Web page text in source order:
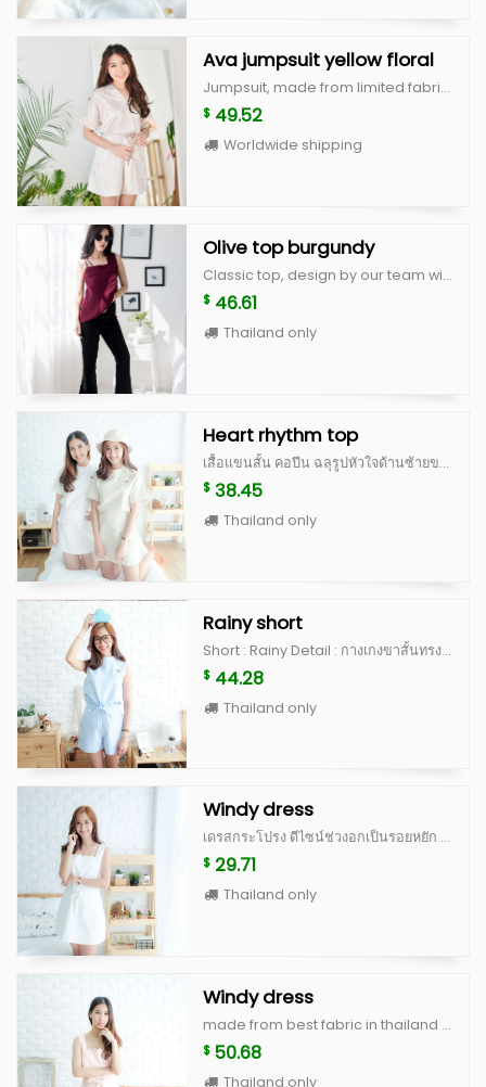
Ava jumpsuit yellow floral
Jumpsuit, made from limited fabric with good cutting size S : bust 34” waist 26” hip 38” size M : bust 36” waist 28” hip 40”
$ 49.52
Worldwide shipping
Olive top burgundy
Classic top, design by our team with fashionable look made from quality fabric with good cutting Size S : bust 32” lenght 16” to 20” Size M : bust 34” lenght 16” to 20”
$ 46.61
Thailand only
Heart rhythm top
เสื้อแขนสั้น คอปีน ฉลุรูปหัวใจด้านซ้ายของหน้าอก ด้านหลังเป็นกระดุมปั้ม ดีไซน์น่ารักสุดๆ เป็น signature ของทางร้าน ตัวเสื้อทำจากผ้านำเข้าเนื้อดี มีซับในและอัดกาวเต็มตัว คัดติ้งเนี้ยบ ไม่อยากให้พลาดจริงๆค่ะตัวนี้ มีจำนวนจำกัดนะคะ Color : white, peach, blue, beige scott (limited) **สำหรับสี beige scott จะเป็นผ้าญี่ปุ่นสั่งนำเข้าพิเศษ ลอตแรกมีจำนวนไม่เยอะค่ะ ^^ Size : อก 36” ยาว 20” แขนเสื้อยาว 8.5”
$ 38.45
Thailand only
Rainy short
Short : Rainy Detail : กางเกงขาสั้นทรงสวย เป็นเอวสูง ดีไซน์จับจีบตรงขอบ เป็นงานละเอียด มีขอบกางเกงให้สามารถรอยผ้าผูกเป็นโบว์ด้านหน้าได้ ซิปหลังซ่อน มีกระเป๋าจริงด้านข้าง 2 ด้าน ทำจากผ้านำเข้าเนื้อดี มีซับในและอัดกาวเต็มตัว คัดติ้งเนี้ยบ ใส่แล้วผอม เป็นตัวโปรดของแม่ค้าเลยค่ะ  Color : white, peach, blue, beige scott (limited) **สำหรับสี beige scott จะเป็นผ้าญี่ปุ่นสั่งนำเข้าพิเศษ ลอตแรกมีจำนวนไม่เยอะค่ะ ^^ Size S : เอว 25” สะโพก 35” ยาว 15” Size M : เอว 26” สะโพก 36” ยาว 15”
$ 44.28
Thailand only
Windy dress
เดรสกระโปรง ดีไซน์ช่วงอกเป็นรอยหยัก ตีเกล็ดช่วงอก ทำให้ไม่ดูเรียบจนเกินไป ช่วงเอว มีผ้าให้ผูกเป็นโบว์ด้านหน้า หรือใส่แบบไม่ผูกโบว์ แล้วนำผ้ามาผูกเป็นผ้าคาดผมก็ได้ค่ะ มีซิปซ่อนด้านหลัง สามารถใส่ไปทำงาน ใส่ไปเที่ยว หรือใส่ออกงานได้สบายค่ะ ทำจากผ้านำเข้าเนื้อดี มีซับในและอัดกาวเต็มตัว คัดติ้งเนี้ยบ เดรสทรงแบบนี้ใส่ได้เรื่อยๆ ควรมีติดตู้ไว้นะคะ Color : white, peach, blue Size : อก 34” เอว 28-30” สะโพก ฟรี ยาว 31”
$ 29.71
Thailand only
Windy dress
made from best fabric in thailand with high quality cutting, basic style you wear everyday windy dress color : white, peach, blue, beige scott size : breast 34" waist 28-30" hip free lenght 31"
$ 50.68
Thailand only